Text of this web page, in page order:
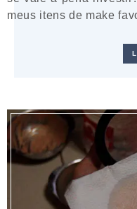
meus itens de make